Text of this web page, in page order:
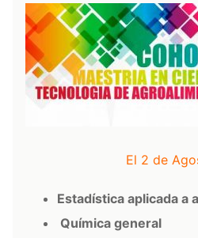
El 2 de
Estadística aplicada a
Química general